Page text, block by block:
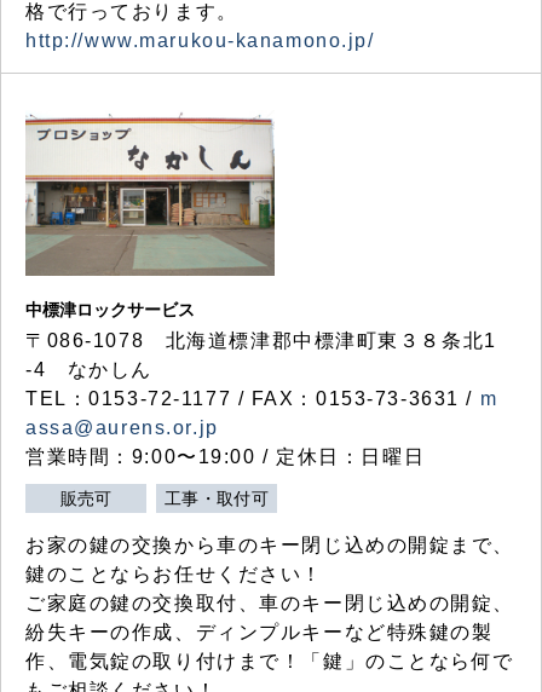
格で行っております。
http://www.marukou-kanamono.jp/
中標津ロックサービス
〒086-1078 北海道標津郡中標津町東３８条北1
-4 なかしん
TEL：0153-72-1177 / FAX：0153-73-3631 / m
assa@aurens.or.jp
営業時間：9:00〜19:00 / 定休日：日曜日
販売可 工事・取付可
お家の鍵の交換から車のキー閉じ込めの開錠まで、
鍵のことならお任せください！
ご家庭の鍵の交換取付、車のキー閉じ込めの開錠、
紛失キーの作成、ディンプルキーなど特殊鍵の製
作、電気錠の取り付けまで！「鍵」のことなら何で